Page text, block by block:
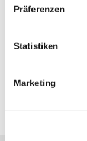
Präferenzen
Statistiken
Marketing